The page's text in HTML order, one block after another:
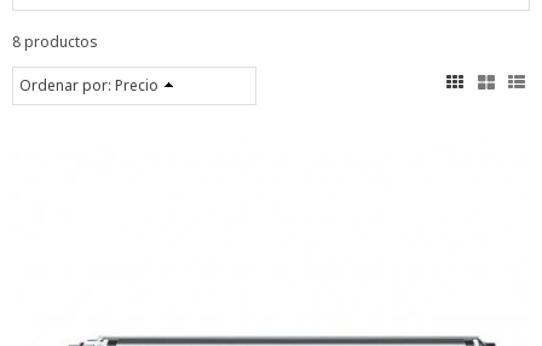
8 productos
Ordenar por: Precio